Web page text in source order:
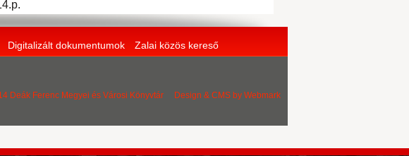
Digitalizált dokumentumok Zalai közös kereső
Deák Ferenc Megyei és Városi Könyvtár Design & CMS by Webmark